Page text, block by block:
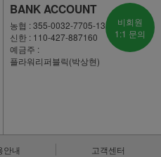
BANK ACCOUNT
농협 : 355-0032-7705-13
신한 : 110-427-887160
예금주 :
플라워리퍼블릭(박상현)
비회원
1:1 문의
안내 고객센터